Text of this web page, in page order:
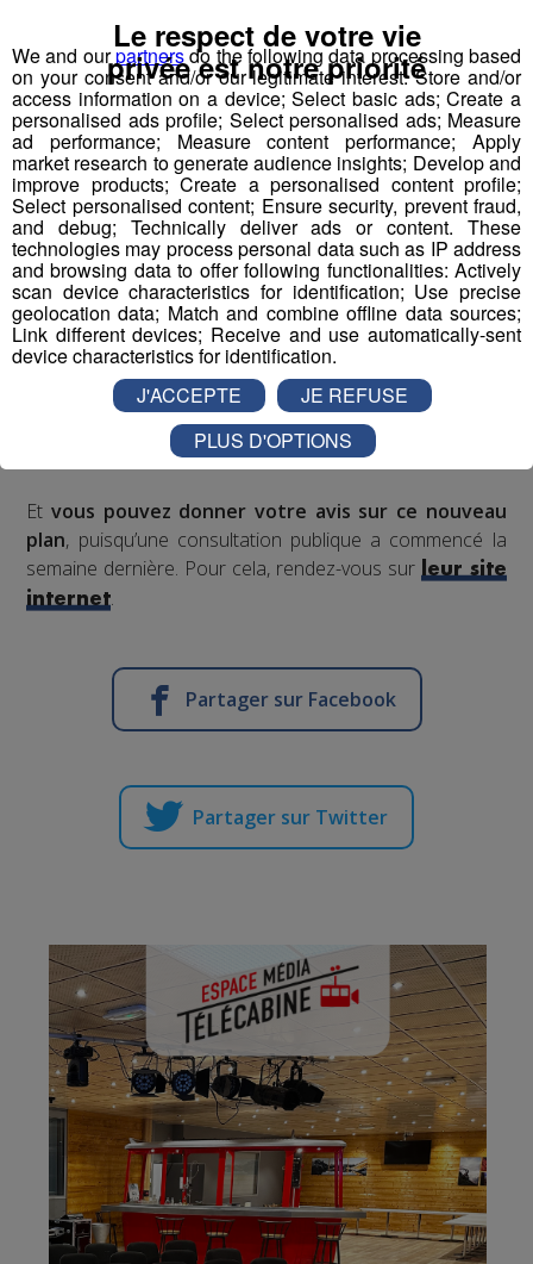
Depuis 2013, et la mise en œuvre duPAPI, beaucoup de
chantiers ont été entrepris dans lavallée de l’Arve,
comme la construction de digues, l’agrandissement de
la plage de dépôt du Nant d’Armancette , ou encore
la création debassins de ralentissement de crue du
Foron dans le Chablais.
Après six ans d'action,ce premier PAPI va bientôt
laisser la place à une deuxième version, qui elle aussi
prévoit plusieurs chantiers, notammentà Bonneville,
Magland ou Taninges. Bruno Forel nous les détaille.
Etvous pouvez donner votre avis sur ce nouveau
plan, puisqu’une consultation publique a commencé la
semaine dernière. Pour cela, rendez-vous sur
leur site
internet.
Partager sur Facebook
Partager sur Twitter
We and ourpartnersdo the following data processing based
on your consent and/or our legitimate interest: Store and/or
access information on a device; Select basic ads; Create a
personalised ads profile; Select personalised ads; Measure
ad performance; Measure content performance; Apply
market research to generate audience insights; Develop and
improve products; Create a personalised content profile;
Select personalised content; Ensure security, prevent fraud,
and debug; Technically deliver ads or content. These
technologies may process personal data such as IP address
and browsing data to offer following functionalities: Actively
scan device characteristics for identification; Use precise
geolocation data; Match and combine offline data sources;
Link different devices; Receive and use automatically-sent
device characteristics for identification.
Le respect de votre vie
privée est notre priorité
J'ACCEPTE
JE REFUSE
PLUS D'OPTIONS